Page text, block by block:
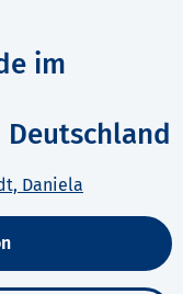
im
Daniela